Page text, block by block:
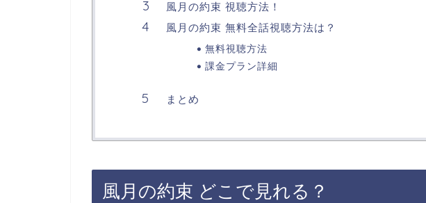
風月の約束 視聴方法！
風月の約束 無料全話視聴方法は？
無料視聴方法
課金プラン詳細
まとめ
風月の約束 どこで見れる？